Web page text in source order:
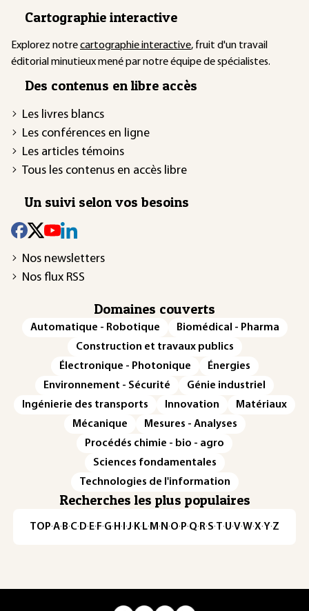
Cartographie interactive
Explorez notrecartographie interactive, fruit d'un travail
éditorial minutieux mené par notre équipe de spécialistes.
Des contenus en libre accès
Les livres blancs
Les conférences en ligne
Les articles témoins
Tous les contenus en accès libre
Un suivi selon vos besoins
Nos newsletters
Nos flux RSS
Domaines couverts
Automatique - Robotique
Biomédical - Pharma
Construction et travaux publics
Électronique - Photonique
Énergies
Environnement - Sécurité
Génie industriel
Ingénierie des transports
Innovation
Matériaux
Mécanique
Mesures - Analyses
Procédés chimie - bio - agro
Sciences fondamentales
Technologies de l'information
Recherches les plus populaires
TOP·A·B·C· D· E· F·G· H · ·J· K· L· M · N ·O· P·Q· R·S·T·U·V·W·X·Y·Z